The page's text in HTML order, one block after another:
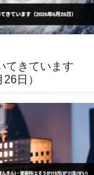
てきています
日）